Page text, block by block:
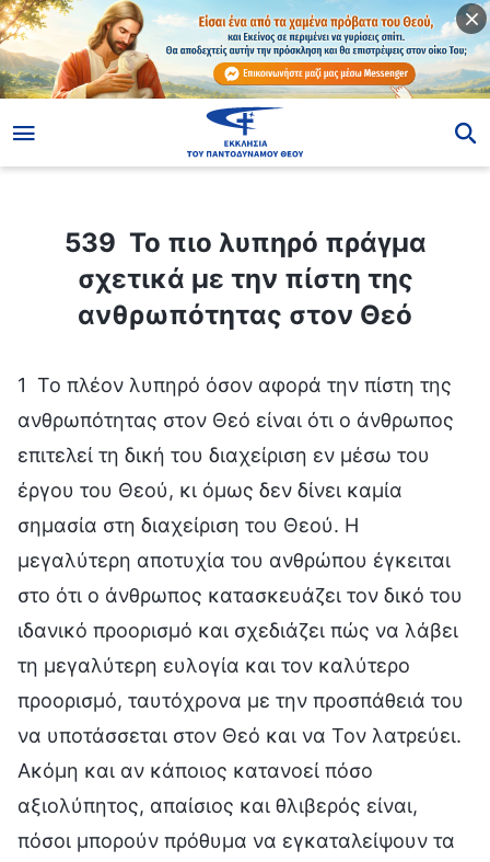
539 Το πιο λυπηρό πράγμα
σχετικά με την πίστη της
ανθρωπότητας στον Θεό
1 Το πλέον λυπηρό όσον αφορά την πίστη της
ανθρωπότητας στον Θεό είναι ότι ο άνθρωπος
επιτελεί τη δική του διαχείριση εν μέσω του
έργου του Θεού, κι όμως δεν δίνει καμία
σημασία στη διαχείριση του Θεού. Η
μεγαλύτερη αποτυχία του ανθρώπου έγκειται
στο ότι ο άνθρωπος κατασκευάζει τον δικό του
ιδανικό προορισμό και σχεδιάζει πώς να λάβει
τη μεγαλύτερη ευλογία και τον καλύτερο
προορισμό, ταυτόχρονα με την προσπάθειά του
να υποτάσσεται στον Θεό και να Τον λατρεύει.
Ακόμη και αν κάποιος κατανοεί πόσο
αξιολύπητος, απαίσιος και θλιβερός είναι,
πόσοι μπορούν πρόθυμα να εγκαταλείψουν τα